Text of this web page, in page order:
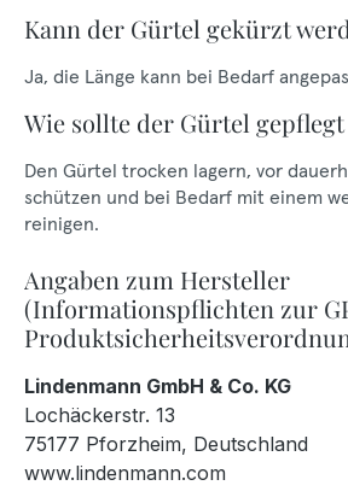
Kann der Gürtel gekürzt
Ja, die Länge kann bei Bedarf
Wie sollte der Gürtel
Den Gürtel trocken lagern, vor
schützen und bei Bedarf mit einem
reinigen.
Angaben zum Hersteller
(Informationspflichten zur
Lindenmann GmbH & Co. KG
Lochäckerstr. 13
75177 Pforzheim, Deutschland
www.lindenmann.com